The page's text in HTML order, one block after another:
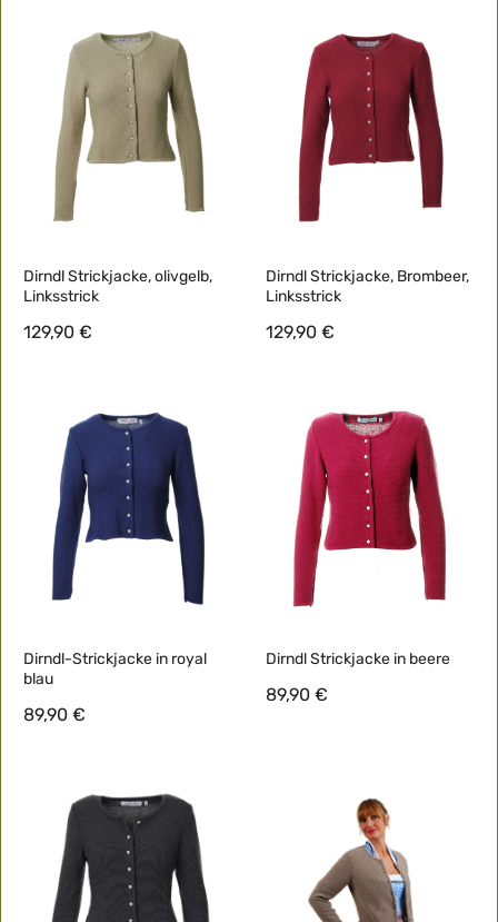
Dirndl Strickjacke, olivgelb,
Linksstrick
129,90 €
Dirndl Strickjacke, Brombeer,
Linksstrick
129,90 €
Dirndl-Strickjacke in royal
blau
89,90 €
Dirndl Strickjacke in beere
89,90 €